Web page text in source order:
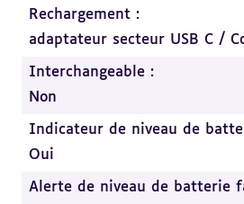
Rechargement :
adaptateur secteur USB C /
Interchangeable :
Non
Indicateur de niveau de
Oui
Alerte de niveau de batterie